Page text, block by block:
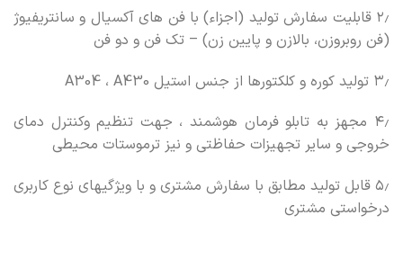
۲٫ قابلیت سفارش تولید (اجزاء) با فن های آکسیال و سانتریفیوژ
(فن روبروزن، بالازن و پایین زن) – تک فن و دو فن
۳٫ تولید کوره و کلکتورها از جنس استیل A304 ، A430
۴٫ مجهز به تابلو فرمان هوشمند ، جهت تنظیم وکنترل دمای
خروجی و سایر تجهیزات حفاظتی و نیز ترموستات محیطی
۵٫ قابل تولید مطابق با سفارش مشتری و با ویژگیهای نوع کاربری
درخواستی مشتری